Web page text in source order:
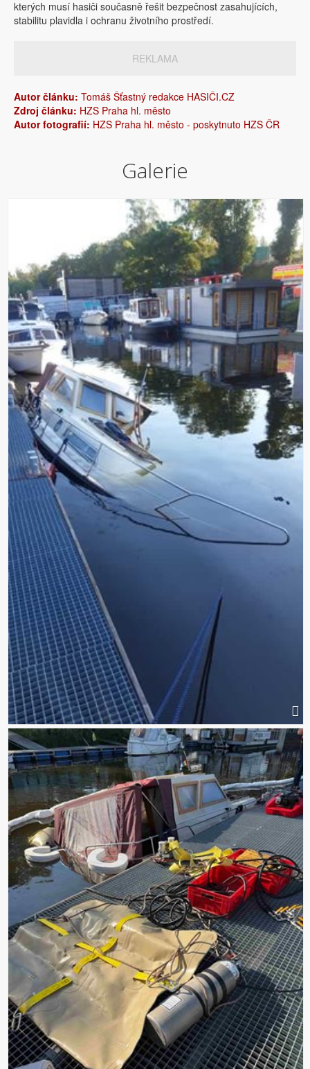
kterých musí hasiči současně řešit bezpečnost zasahujících,
stabilitu plavidla i ochranu životního prostředí.
REKLAMA
Autor článku: Tomáš Šťastný redakce HASIČI.CZ
Zdroj článku: HZS Praha hl. město
Autor fotografií: HZS Praha hl. město - poskytnuto HZS ČR
Galerie